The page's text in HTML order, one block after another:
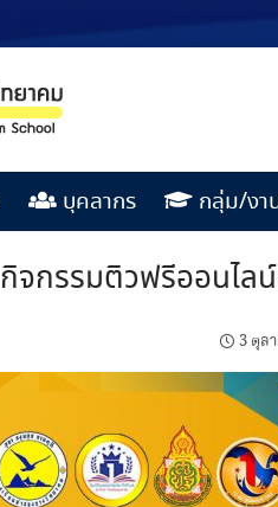
บุคลากร กลุ่ม/งา
กิจกรรมติวฟรีออนไ
3 ตุล